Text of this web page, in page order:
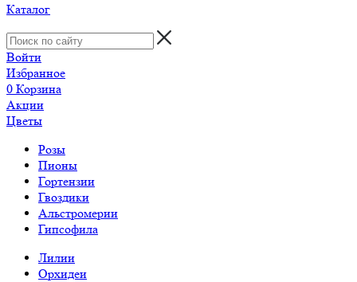
Каталог
Войти
Избранное
0 Корзина
Акции
Цветы
Розы
Пионы
Гортензии
Гвоздики
Альстромерии
Гипсофила
Лилии
Орхидеи